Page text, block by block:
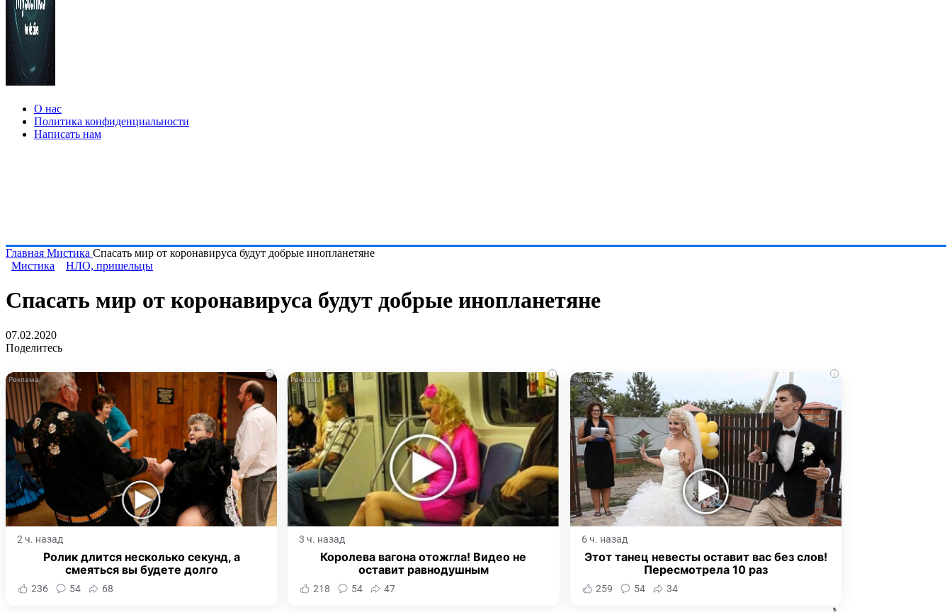
О нас
Политика конфиденциальности
Написать нам
Главная Мистика Спасать мир от коронавируса будут добрые инопланетяне
Мистика
НЛО, пришельцы
Спасать мир от коронавируса будут добрые инопланетяне
07.02.2020
Поделитесь
i
2 ч. назад
Ролик длится несколько секунд, а
смеяться вы будете долго
236 54 68
i
3 ч. назад
Королева вагона отожгла! Видео не
оставит равнодушным
218 54 47
i
6 ч. назад
Этот танец невесты оставит вас без слов!
Пересмотрела 10 раз
259 54 34